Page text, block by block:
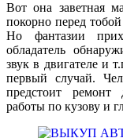
Вот она заветная
покорно перед
Но фантазии
обладатель
звук в двигателе и
первый случай.
предстоит ремонт
работы по кузову и